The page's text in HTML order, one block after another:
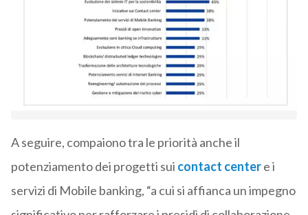
A seguire, compaiono tra le priorità anche il
potenziamento dei progetti sui contact centere i
servizi di Mobile banking, “a cui si affianca un impegno